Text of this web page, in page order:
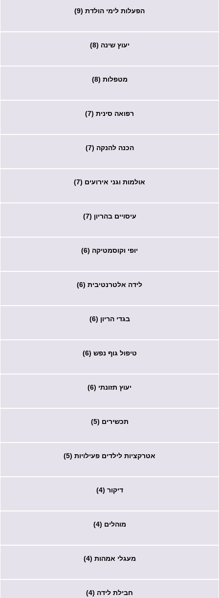
הפעלות לימי הולדת (9)
יעוץ שינה (8)
מטפלות (8)
רפואה סינית (7)
הכנה להנקה (7)
אולמות וגני אירועים (7)
עיסויים בהריון (7)
יופי וקוסמטיקה (6)
לידה אלטרנטיבית (6)
בגדי הריון (6)
טיפול גוף נפש (6)
יעוץ תזונתי (6)
תכשירים (5)
אטרקציות לילדים פעילויות (5)
דיקור (4)
מוהלים (4)
מעגלי אמהות (4)
חבילת לידה (4)